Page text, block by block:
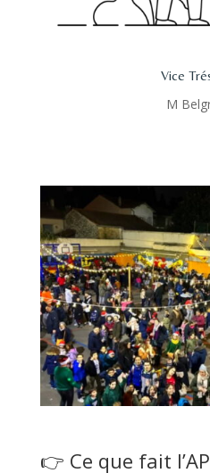
Vice
M
👉 Ce que fait